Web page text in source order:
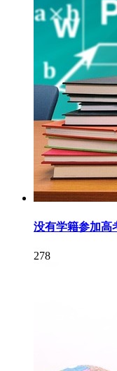
没有学籍参加高
278